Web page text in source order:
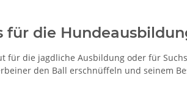
für die
die jagdliche Ausbildung oder für
den Ball erschnüffeln und seinem